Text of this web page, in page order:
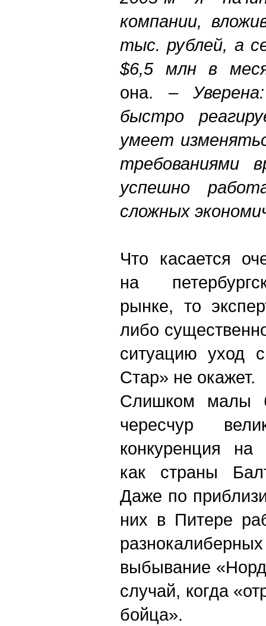
компании,
тыс. рублей, а
$6,5 млн в
она. –
быстро
умеет
требованиями
успешно
сложных
Что касается
на
рынке, то
либо
ситуацию уход
Стар» не окажет.
Слишком малы
чересчур
конкуренция на
как страны
Даже по
них в Питере
выбывание
случай, когда
бойца».